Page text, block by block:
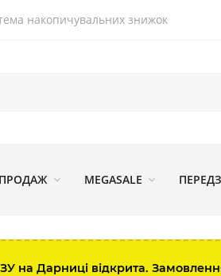
накопичувальних знижок
MEGASALE
на Дарниці відкрита.